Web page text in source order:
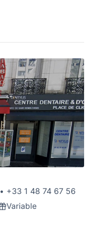
• +33 1 48 74 67 56
Variable